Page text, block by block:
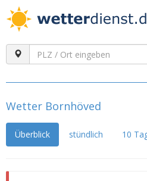
Wetter Bornhöved
Überblick stündlich 10